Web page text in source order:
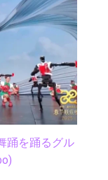
踊を踊るグル